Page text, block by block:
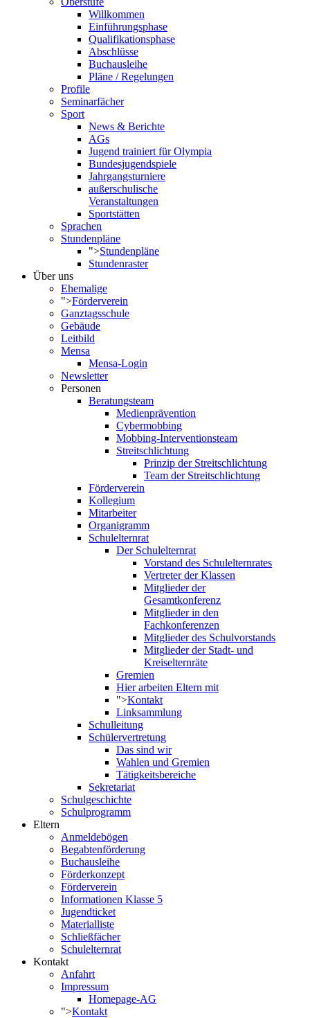
Willkommen
Einführungsphase
Qualifikationsphase
Abschlüsse
Buchausleihe
Pläne / Regelungen
Profile
Seminarfächer
Sport
News & Berichte
AGs
Jugend trainiert für Olympia
Bundesjugendspiele
Jahrgangsturniere
außerschulische
Veranstaltungen
Sportstätten
Sprachen
Stundenpläne
">Stundenpläne
Stundenraster
Über uns
Ehemalige
">Förderverein
Ganztagsschule
Gebäude
Leitbild
Mensa
Mensa-Login
Newsletter
Personen
Beratungsteam
Medienprävention
Cybermobbing
Mobbing-Interventionsteam
Streitschlichtung
Prinzip der Streitschlichtung
Team der Streitschlichtung
Förderverein
Kollegium
Mitarbeiter
Organigramm
Schulelternrat
Der Schulelternrat
Vorstand des Schulelternrates
Vertreter der Klassen
Mitglieder der
Gesamtkonferenz
Mitglieder in den
Fachkonferenzen
Mitglieder des Schulvorstands
Mitglieder der Stadt- und
Kreiselternräte
Gremien
Hier arbeiten Eltern mit
">Kontakt
Linksammlung
Schulleitung
Schülervertretung
Das sind wir
Wahlen und Gremien
Tätigkeitsbereiche
Sekretariat
Schulgeschichte
Schulprogramm
Eltern
Anmeldebögen
Begabtenförderung
Buchausleihe
Förderkonzept
Förderverein
Informationen Klasse 5
Jugendticket
Materialliste
Schließfächer
Schulelternrat
Kontakt
Anfahrt
Impressum
Homepage-AG
">Kontakt